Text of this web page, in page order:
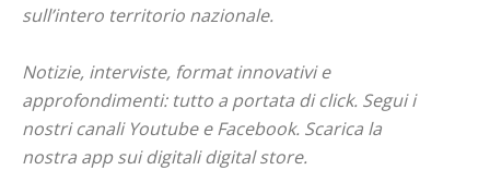
sull’intero territorio nazionale.
Notizie, interviste, format innovativi e
approfondimenti: tutto a portata di click. Segui i
nostri canali Youtube e Facebook. Scarica la
nostra app sui digitali digital store.